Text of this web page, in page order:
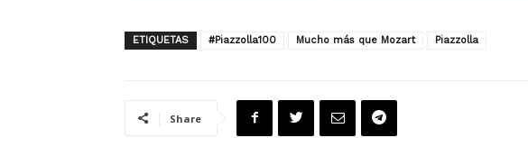
ETIQUETAS #Piazzolla100 Mucho más que Mozart Piazzolla
Share